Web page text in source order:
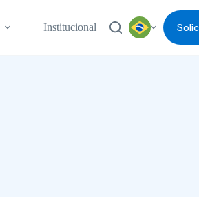
Institucional